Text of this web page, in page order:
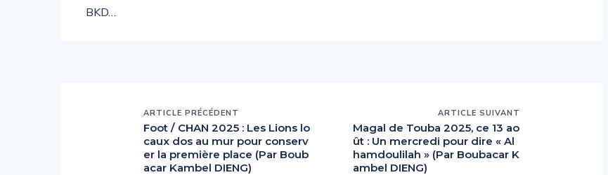
BKD…
ARTICLE PRÉCÉDENT
Foot / CHAN 2025 : Les Lions lo
caux dos au mur pour conserv
er la première place (Par Boub
acar Kambel DIENG)
ARTICLE SUIVANT
Magal de Touba 2025, ce 13 ao
ût : Un mercredi pour dire « Al
hamdoulilah » (Par Boubacar K
ambel DIENG)